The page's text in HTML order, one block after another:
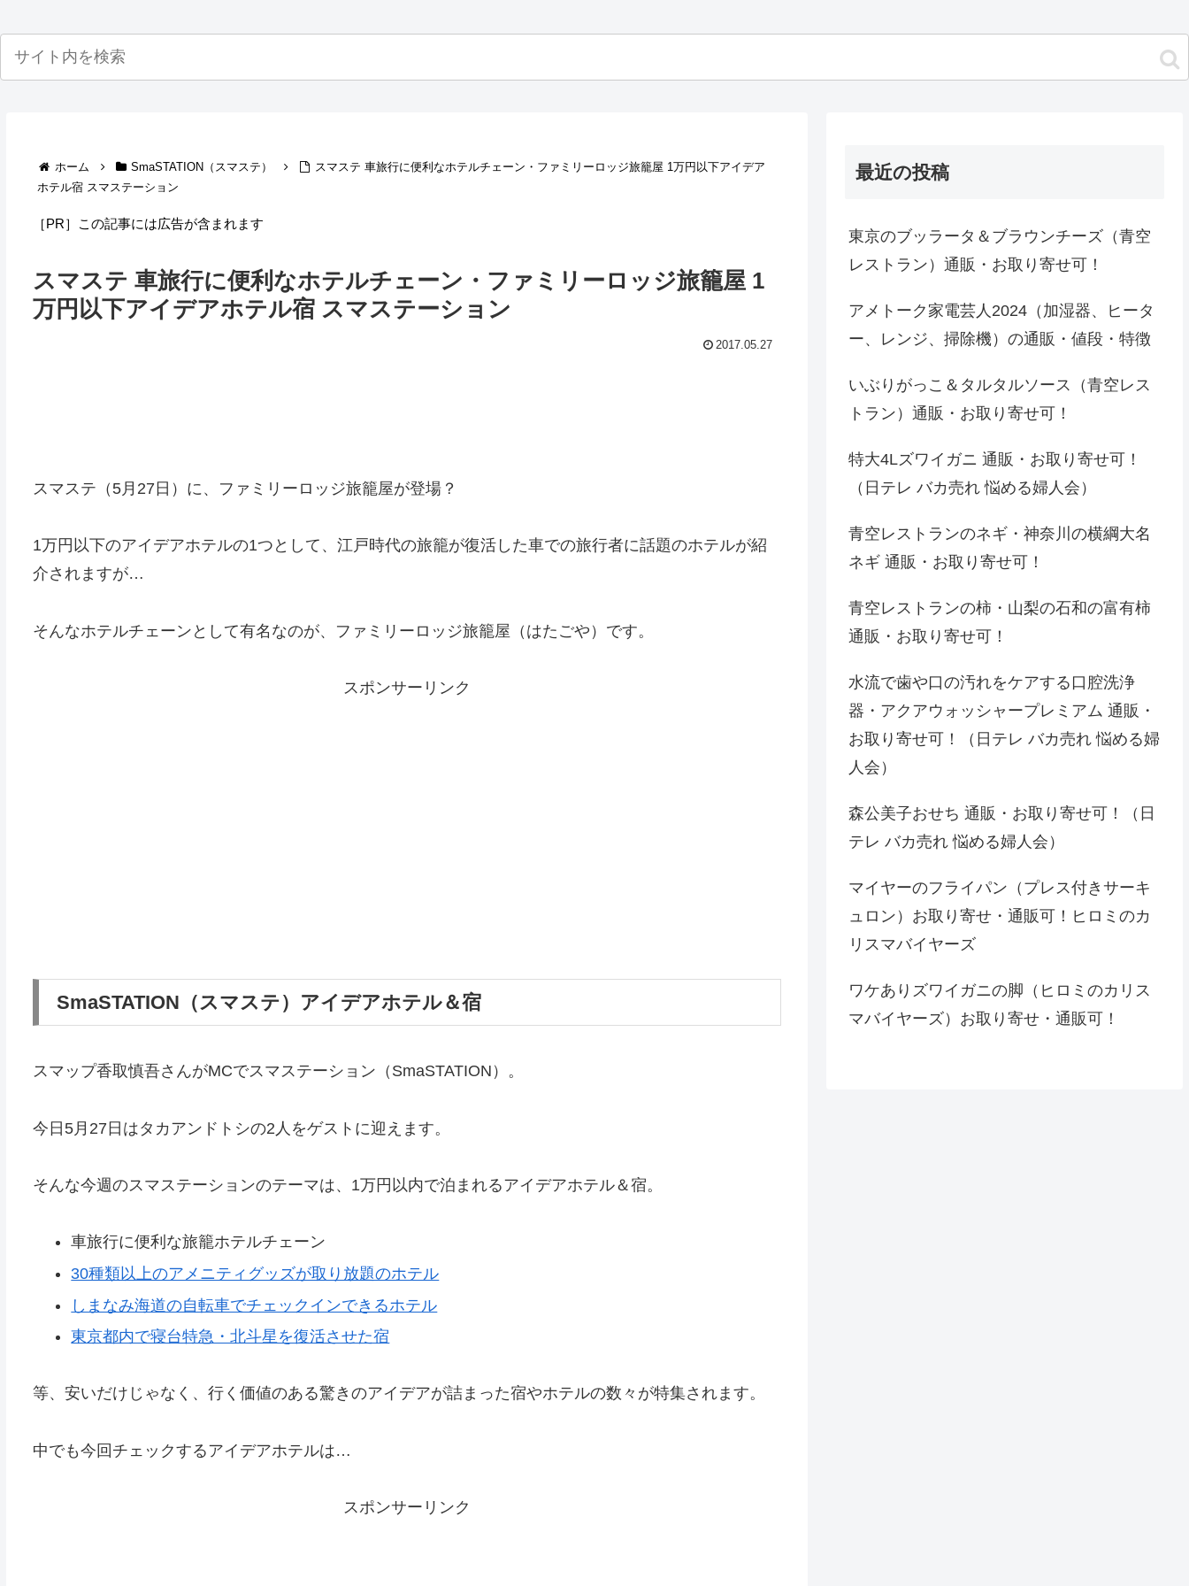
ホーム SmaSTATION（スマステ）
スマステ 車旅行に便利なホテルチェーン・ファミリーロッジ旅籠屋 1万円以下アイデア
ホテル宿 スマステーション
［PR］この記事には広告が含まれます
スマステ 車旅行に便利なホテルチェーン・ファミリーロッジ旅籠屋 1
万円以下アイデアホテル宿 スマステーション
2017.05.27
スマステ（5月27日）に、ファミリーロッジ旅籠屋が登場？
1万円以下のアイデアホテルの1つとして、江戸時代の旅籠が復活した車での旅行者に話題のホテルが紹
介されますが…
そんなホテルチェーンとして有名なのが、ファミリーロッジ旅籠屋（はたごや）です。
スポンサーリンク
SmaSTATION（スマステ）アイデアホテル＆宿
スマップ香取慎吾さんがMCでスマステーション（SmaSTATION）。
今日5月27日はタカアンドトシの2人をゲストに迎えます。
そんな今週のスマステーションのテーマは、1万円以内で泊まれるアイデアホテル＆宿。
車旅行に便利な旅籠ホテルチェーン
30種類以上のアメニティグッズが取り放題のホテル
しまなみ海道の自転車でチェックインできるホテル
東京都内で寝台特急・北斗星を復活させた宿
等、安いだけじゃなく、行く価値のある驚きのアイデアが詰まった宿やホテルの数々が特集されます。
中でも今回チェックするアイデアホテルは…
スポンサーリンク
最近の投稿
東京のブッラータ＆ブラウンチーズ（青空
レストラン）通販・お取り寄せ可！
アメトーク家電芸人2024（加湿器、ヒータ
ー、レンジ、掃除機）の通販・値段・特徴
いぶりがっこ＆タルタルソース（青空レス
トラン）通販・お取り寄せ可！
特大4Lズワイガニ 通販・お取り寄せ可！
（日テレ バカ売れ 悩める婦人会）
青空レストランのネギ・神奈川の横綱大名
ネギ 通販・お取り寄せ可！
青空レストランの柿・山梨の石和の富有柿
通販・お取り寄せ可！
水流で歯や口の汚れをケアする口腔洗浄
器・アクアウォッシャープレミアム 通販・
お取り寄せ可！（日テレ バカ売れ 悩める婦
人会）
森公美子おせち 通販・お取り寄せ可！（日
テレ バカ売れ 悩める婦人会）
マイヤーのフライパン（プレス付きサーキ
ュロン）お取り寄せ・通販可！ヒロミのカ
リスマバイヤーズ
ワケありズワイガニの脚（ヒロミのカリス
マバイヤーズ）お取り寄せ・通販可！